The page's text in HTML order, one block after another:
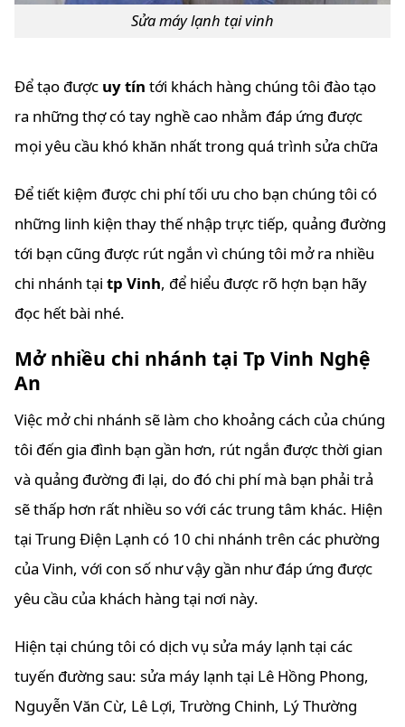
Sửa máy lạnh tại vinh
Để tạo được uy tín tới khách hàng chúng tôi đào tạo
ra những thợ có tay nghề cao nhằm đáp ứng được
mọi yêu cầu khó khăn nhất trong quá trình sửa chữa
Để tiết kiệm được chi phí tối ưu cho bạn chúng tôi có
những linh kiện thay thế nhập trực tiếp, quảng đường
tới bạn cũng được rút ngắn vì chúng tôi mở ra nhiều
chi nhánh tại tp Vinh, để hiểu được rõ hợn bạn hãy
đọc hết bài nhé.
Mở nhiều chi nhánh tại Tp Vinh Nghệ
An
Việc mở chi nhánh sẽ làm cho khoảng cách của chúng
tôi đến gia đình bạn gần hơn, rút ngắn được thời gian
và quảng đường đi lại, do đó chi phí mà bạn phải trả
sẽ thấp hơn rất nhiều so với các trung tâm khác. Hiện
tại Trung Điện Lạnh có 10 chi nhánh trên các phường
của Vinh, với con số như vậy gần như đáp ứng được
yêu cầu của khách hàng tại nơi này.
Hiện tại chúng tôi có dịch vụ sửa máy lạnh tại các
tuyến đường sau: sửa máy lạnh tại Lê Hồng Phong,
Nguyễn Văn Cừ, Lê Lợi, Trường Chinh, Lý Thường